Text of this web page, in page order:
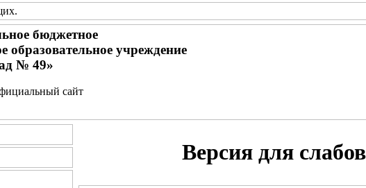
.
бюджетное
образовательное учреждение
№ 49»
сайт
Версия для